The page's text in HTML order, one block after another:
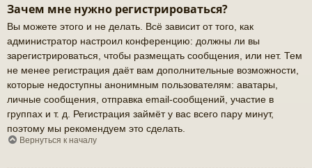
Зачем мне нужно регистрироваться?
Вы можете этого и не делать. Всё зависит от того, как
администратор настроил конференцию: должны ли вы
зарегистрироваться, чтобы размещать сообщения, или нет. Тем
не менее регистрация даёт вам дополнительные возможности,
которые недоступны анонимным пользователям: аватары,
личные сообщения, отправка email-сообщений, участие в
группах и т. д. Регистрация займёт у вас всего пару минут,
поэтому мы рекомендуем это сделать.
Вернуться к началу